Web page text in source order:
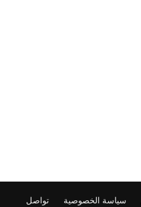
سياسة الخصوصية تواصل